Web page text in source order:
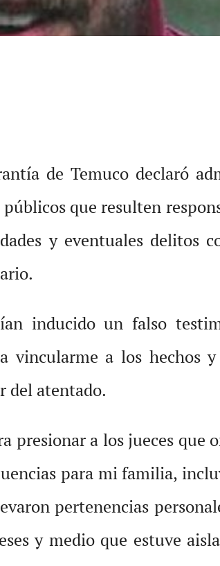
de Temuco declaró
que resulten
y eventuales delitos
inducido un falso
vincularme a los hechos
del atentado.
presionar a los jueces que
para mi familia,
pertenencias
y medio que estuve